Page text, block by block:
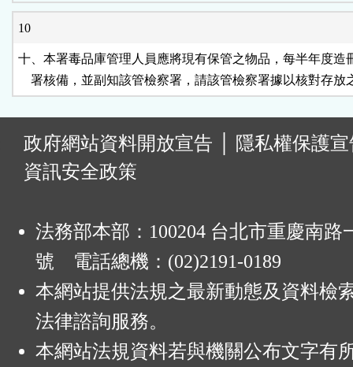
10
十、本署毒品庫管理人員應將現有保管之物品，每半年度造
署核備，並副知該管檢察署，請該管檢察署據以核對存放
政府網站資料開放宣告
隱私權保護
資訊安全政策
法務部本部：100204 台北市重慶南路
號 電話總機：(02)2191-0189
本網站提供法規之最新動態及資料檢
法律諮詢服務。
本網站法規資料若與機關公布文字有